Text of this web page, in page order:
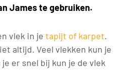
James te gebruiken.
vlek in je tapijt of karpet.
altijd. Veel vlekken kun je
er snel bij kun je de vlek